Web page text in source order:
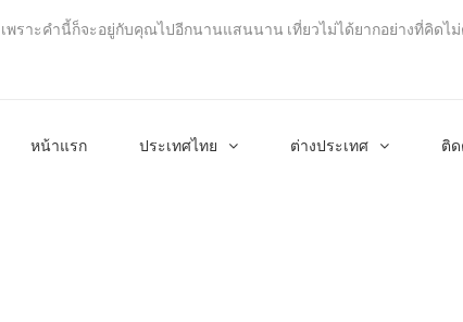
พราะคำนี้ก็จะอยู่กับคุณไปอีกนานแสนนาน เที่ยวไม่ได้ยากอย่างที่คิดไ
หน้าแรก ประเทศไทย ต่างประเทศ ติด